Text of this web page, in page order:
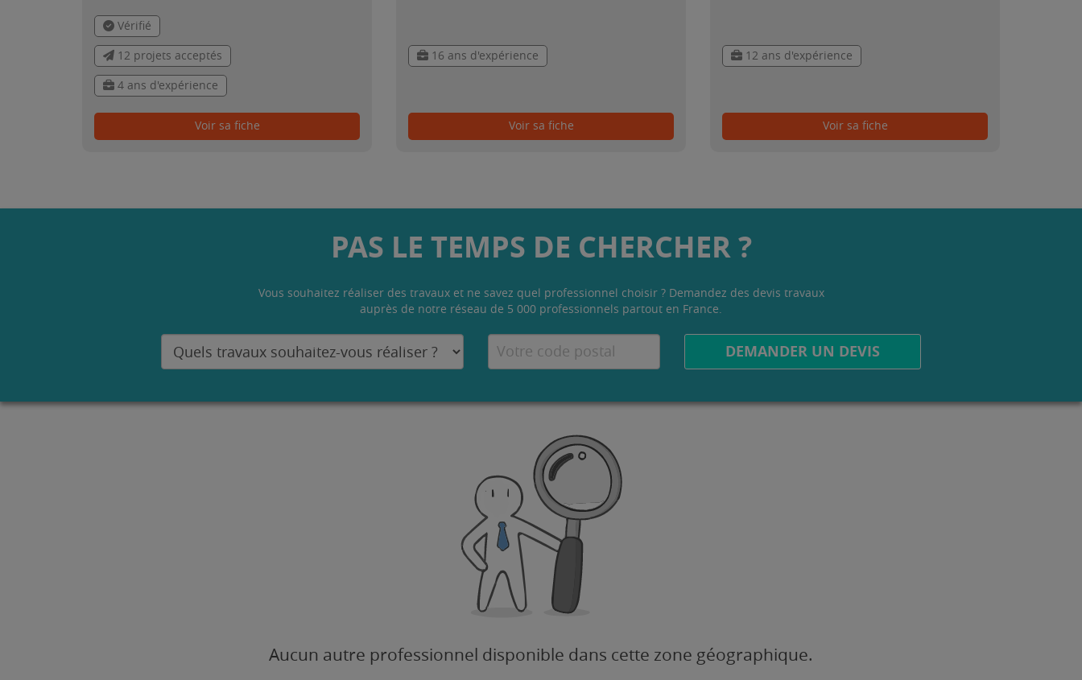
Vérifié
12 projets acceptés
4 ans d'expérience
Voir sa fiche
16 ans d'expérience
Voir sa fiche
12 ans d'expérience
Voir sa fiche
PAS LE TEMPS DE CHERCHER ?
Vous souhaitez réaliser des travaux et ne savez quel professionnel choisir ? Demandez des devis travaux
auprès de notre réseau de 5 000 professionnels partout en France.
DEMANDER UN DEVIS
Aucun autre professionnel disponible dans cette zone géographique.